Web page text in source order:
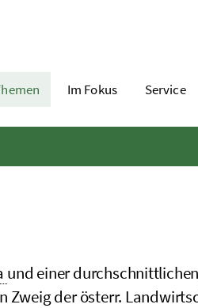
Im Fokus
Service
und einer
Zweig der österr.